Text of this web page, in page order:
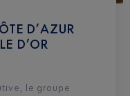
D’AZUR
D’OR
le groupe